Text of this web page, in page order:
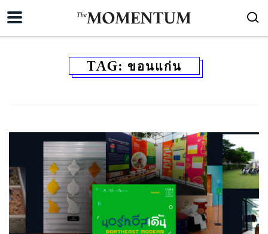
TAG: ขอนแก่น